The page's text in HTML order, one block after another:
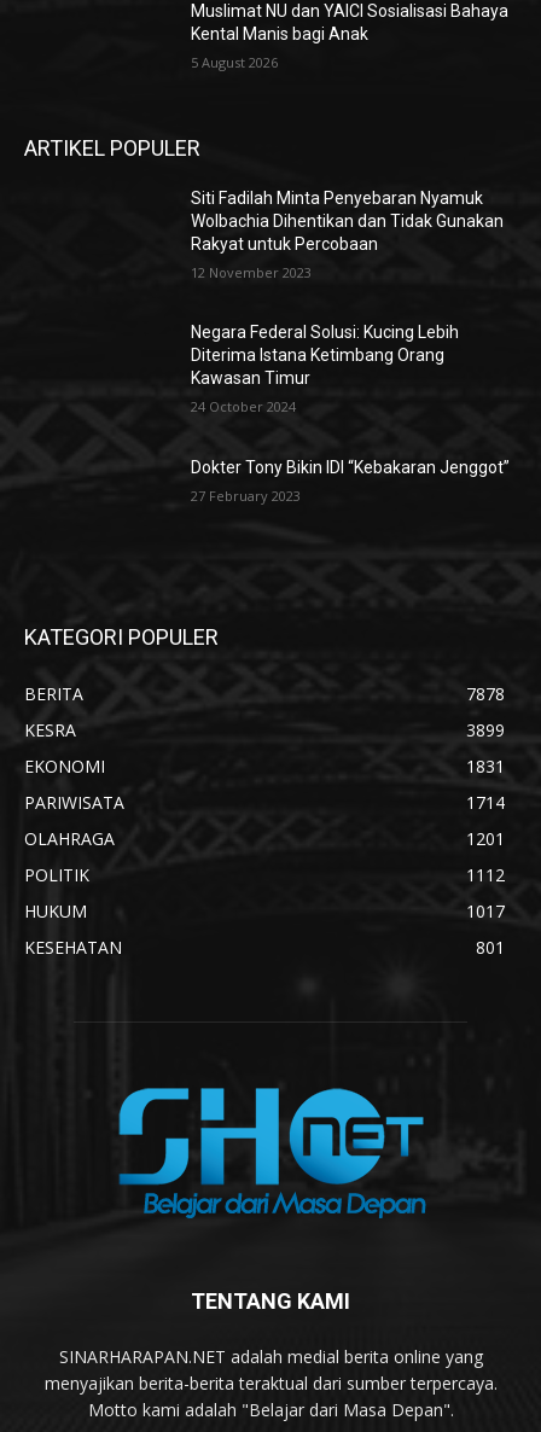
Muslimat NU dan YAICI Sosialisasi Bahaya
Kental Manis bagi Anak
5 August 2026
ARTIKEL POPULER
Siti Fadilah Minta Penyebaran Nyamuk
Wolbachia Dihentikan dan Tidak Gunakan
Rakyat untuk Percobaan
12 November 2023
Negara Federal Solusi: Kucing Lebih
Diterima Istana Ketimbang Orang
Kawasan Timur
24 October 2024
Dokter Tony Bikin IDI “Kebakaran Jenggot”
27 February 2023
KATEGORI POPULER
BERITA
7878
KESRA
3899
EKONOMI
1831
PARIWISATA
1714
OLAHRAGA
1201
POLITIK
1112
HUKUM
1017
KESEHATAN
801
TENTANG KAMI
SINARHARAPAN.NET adalah medial berita online yang
menyajikan berita-berita teraktual dari sumber terpercaya.
Motto kami adalah "Belajar dari Masa Depan".